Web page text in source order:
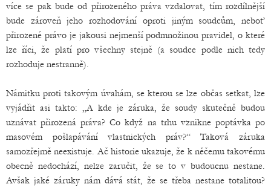
více se pak bude od přirozeného práva vzdalovat, tím rozdílnější
bude zároveň jeho rozhodování oproti jiným soudcům, neboť
přirozené právo je jakousi nejmenší podmnožinou pravidel, o které
lze říci, že platí pro všechny stejně (a soudce podle nich tedy
rozhoduje nestranně).
Námitku proti takovým úvahám, se kterou se lze občas setkat, lze
vyjádřit asi takto: „A kde je záruka, že soudy skutečně budou
uznávat přirozená práva? Co když na trhu vznikne poptávka po
masovém pošlapávání vlastnických práv?“ Taková záruka
samozřejmě neexistuje. Ač historie ukazuje, že k něčemu takovému
obecně nedochází, nelze zaručit, že se to v budoucnu nestane.
Avšak jaké záruky nám dává stát, že se třeba nestane totalitou?